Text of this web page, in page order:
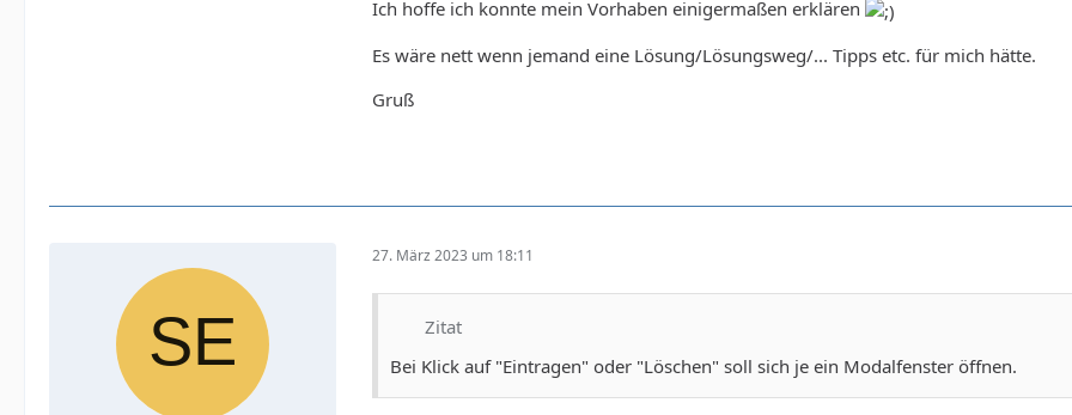
Ich hoffe ich konnte mein Vorhaben einigermaßen erklären
Es wäre nett wenn jemand eine Lösung/Lösungsweg/... Tipps etc. für mich hätte.
Gruß
27. März 2023 um 18:11
Zitat
Bei Klick auf "Eintragen" oder "Löschen" soll sich je ein Modalfenster öffnen.